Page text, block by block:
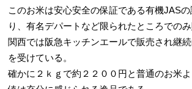
このお米は安心安全の保証である有機JAS
り、有名デパートなど限られたところでのみ
関西では阪急キッチンエールで販売され継
を受けている。
確かに２ｋｇで約２２００円と普通のお米